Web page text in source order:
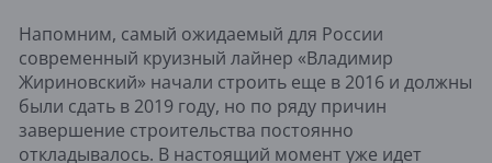
Напомним, самый ожидаемый для России
современный круизный лайнер «Владимир
Жириновский» начали строить еще в 2016 и должны
были сдать в 2019 году, но по ряду причин
завершение строительства постоянно
откладывалось. В настоящий момент уже идет